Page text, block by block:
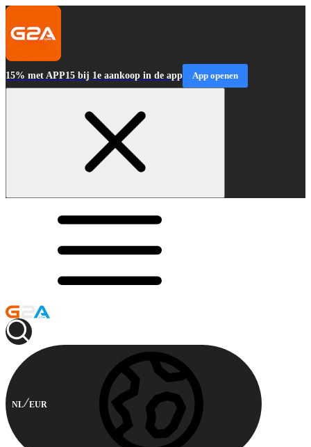
15% met APP15 bij 1e aankoop in de app App openen
NL EUR